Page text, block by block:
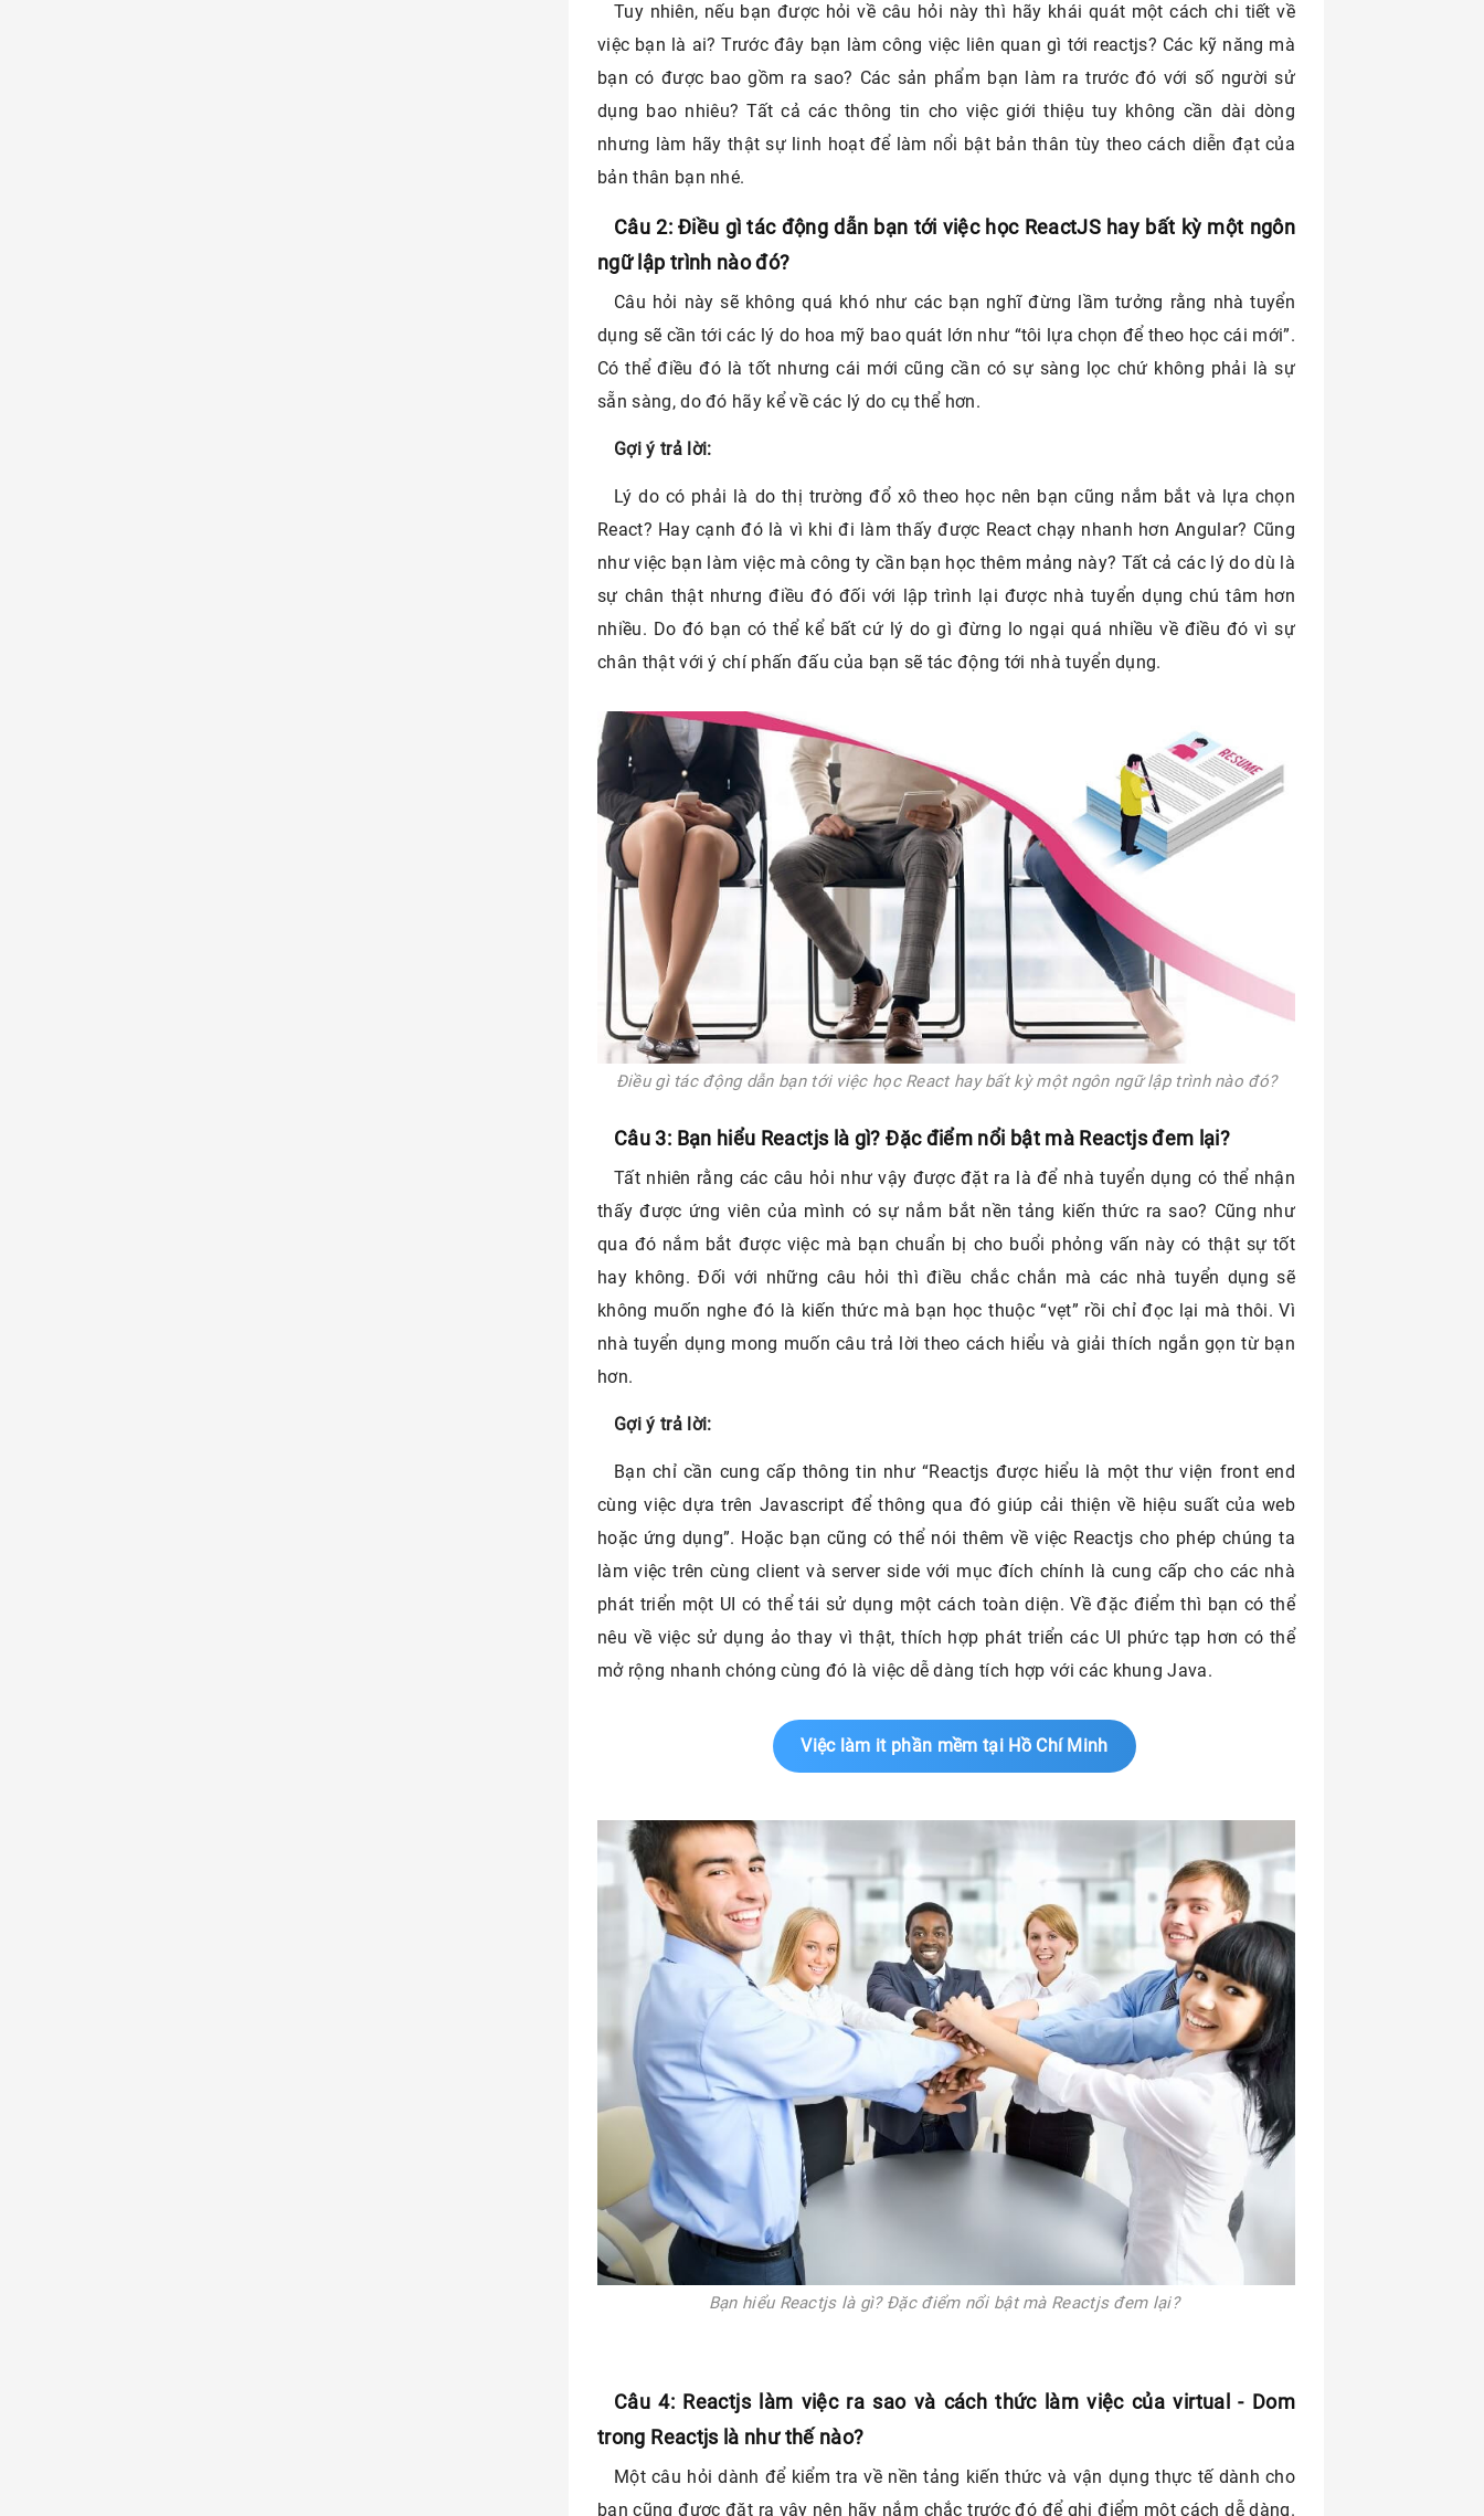
Tuy nhiên, nếu bạn được hỏi về câu hỏi này thì hãy khái quát một cách chi tiết về
việc bạn là ai? Trước đây bạn làm công việc liên quan gì tới reactjs? Các kỹ năng mà
bạn có được bao gồm ra sao? Các sản phẩm bạn làm ra trước đó với số người sử
dụng bao nhiêu? Tất cả các thông tin cho việc giới thiệu tuy không cần dài dòng
nhưng làm hãy thật sự linh hoạt để làm nổi bật bản thân tùy theo cách diễn đạt của
bản thân bạn nhé.
Câu 2: Điều gì tác động dẫn bạn tới việc học ReactJS hay bất kỳ một ngôn
ngữ lập trình nào đó?
Câu hỏi này sẽ không quá khó như các bạn nghĩ đừng lầm tưởng rằng nhà tuyển
dụng sẽ cần tới các lý do hoa mỹ bao quát lớn như “tôi lựa chọn để theo học cái mới”.
Có thể điều đó là tốt nhưng cái mới cũng cần có sự sàng lọc chứ không phải là sự
sẵn sàng, do đó hãy kể về các lý do cụ thể hơn.
Gợi ý trả lời:
Lý do có phải là do thị trường đổ xô theo học nên bạn cũng nắm bắt và lựa chọn
React? Hay cạnh đó là vì khi đi làm thấy được React chạy nhanh hơn Angular? Cũng
như việc bạn làm việc mà công ty cần bạn học thêm mảng này? Tất cả các lý do dù là
sự chân thật nhưng điều đó đối với lập trình lại được nhà tuyển dụng chú tâm hơn
nhiều. Do đó bạn có thể kể bất cứ lý do gì đừng lo ngại quá nhiều về điều đó vì sự
chân thật với ý chí phấn đấu của bạn sẽ tác động tới nhà tuyển dụng.
Điều gì tác động dẫn bạn tới việc học React hay bất kỳ một ngôn ngữ lập trình nào đó?
Câu 3: Bạn hiểu Reactjs là gì? Đặc điểm nổi bật mà Reactjs đem lại?
Tất nhiên rằng các câu hỏi như vậy được đặt ra là để nhà tuyển dụng có thể nhận
thấy được ứng viên của mình có sự nắm bắt nền tảng kiến thức ra sao? Cũng như
qua đó nắm bắt được việc mà bạn chuẩn bị cho buổi phỏng vấn này có thật sự tốt
hay không. Đối với những câu hỏi thì điều chắc chắn mà các nhà tuyển dụng sẽ
không muốn nghe đó là kiến thức mà bạn học thuộc “vẹt” rồi chỉ đọc lại mà thôi. Vì
nhà tuyển dụng mong muốn câu trả lời theo cách hiểu và giải thích ngắn gọn từ bạn
hơn.
Gợi ý trả lời:
Bạn chỉ cần cung cấp thông tin như “Reactjs được hiểu là một thư viện front end
cùng việc dựa trên Javascript để thông qua đó giúp cải thiện về hiệu suất của web
hoặc ứng dụng”. Hoặc bạn cũng có thể nói thêm về việc Reactjs cho phép chúng ta
làm việc trên cùng client và server side với mục đích chính là cung cấp cho các nhà
phát triển một UI có thể tái sử dụng một cách toàn diện. Về đặc điểm thì bạn có thể
nêu về việc sử dụng ảo thay vì thật, thích hợp phát triển các UI phức tạp hơn có thể
mở rộng nhanh chóng cùng đó là việc dễ dàng tích hợp với các khung Java.
Việc làm it phần mềm tại Hồ Chí Minh
Bạn hiểu Reactjs là gì? Đặc điểm nổi bật mà Reactjs đem lại?
Câu 4: Reactjs làm việc ra sao và cách thức làm việc của virtual - Dom
trong Reactjs là như thế nào?
Một câu hỏi dành để kiểm tra về nền tảng kiến thức và vận dụng thực tế dành cho
bạn cũng được đặt ra vậy nên hãy nắm chắc trước đó để ghi điểm một cách dễ dàng.